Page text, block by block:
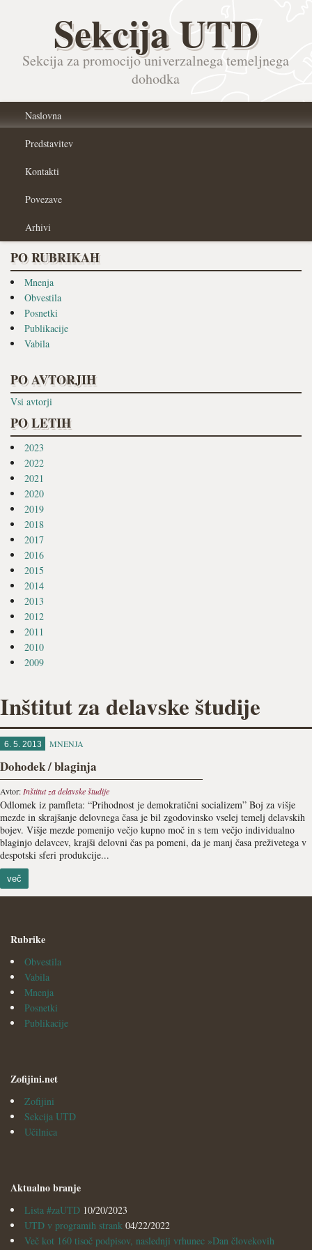
Sekcija UTD
Sekcija za promocijo univerzalnega temeljnega
dohodka
Naslovna
Predstavitev
Kontakti
Povezave
Arhivi
PO RUBRIKAH
Mnenja
Obvestila
Posnetki
Publikacije
Vabila
PO AVTORJIH
Vsi avtorji
PO LETIH
2023
2022
2021
2020
2019
2018
2017
2016
2015
2014
2013
2012
2011
2010
2009
Inštitut za delavske študije
6. 5. 2013 MNENJA
Dohodek / blaginja
Avtor: Inštitut za delavske študije
Odlomek iz pamfleta: “Prihodnost je demokratični socializem” Boj za višje
mezde in skrajšanje delovnega časa je bil zgodovinsko vselej temelj delavskih
bojev. Višje mezde pomenijo večjo kupno moč in s tem večjo individualno
blaginjo delavcev, krajši delovni čas pa pomeni, da je manj časa preživetega v
despotski sferi produkcije...
več
Rubrike
Obvestila
Vabila
Mnenja
Posnetki
Publikacije
Zofijini.net
Zofijini
Sekcija UTD
Učilnica
Aktualno branje
Lista #zaUTD 10/20/2023
UTD v programih strank 04/22/2022
Več kot 160 tisoč podpisov, naslednji vrhunec »Dan človekovih